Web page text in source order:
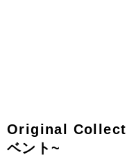
Original
ベント~